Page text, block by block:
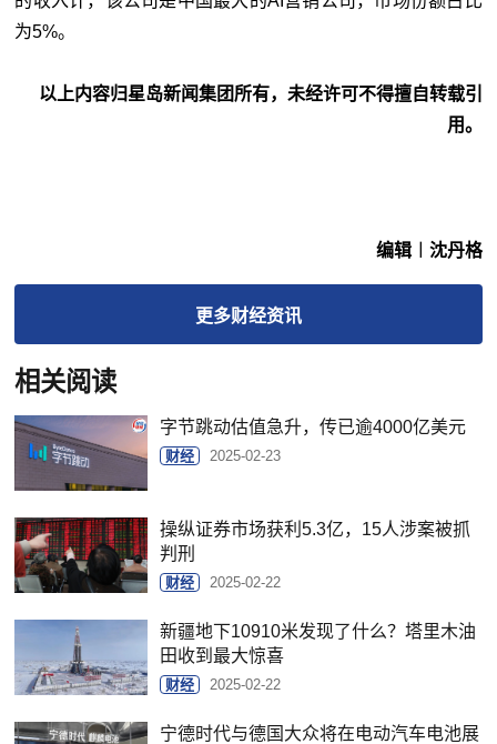
为5%。
以上内容归星岛新闻集团所有，未经许可不得擅自转载引
用。
编辑︱沈丹格
更多财经资讯
相关阅读
字节跳动估值急升，传已逾4000亿美元
财经 2025-02-23
操纵证券市场获利5.3亿，15人涉案被抓
判刑
财经 2025-02-22
新疆地下10910米发现了什么？塔里木油
田收到最大惊喜
财经 2025-02-22
宁德时代与德国大众将在电动汽车电池展